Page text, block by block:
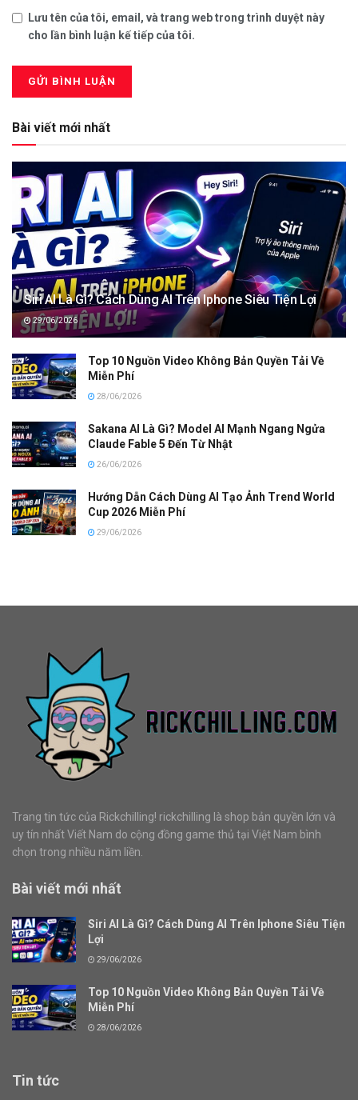
Lưu tên của tôi, email, và trang web trong trình duyệt này
cho lần bình luận kế tiếp của tôi.
Bài viết mới nhất
Siri AI Là Gì? Cách Dùng AI Trên Iphone Siêu Tiện Lợi
29/06/2026
Top 10 Nguồn Video Không Bản Quyền Tải Về
Miễn Phí
28/06/2026
Sakana AI Là Gì? Model AI Mạnh Ngang Ngửa
Claude Fable 5 Đến Từ Nhật
26/06/2026
Hướng Dẫn Cách Dùng AI Tạo Ảnh Trend World
Cup 2026 Miễn Phí
29/06/2026
Trang tin tức của Rickchilling! rickchilling là shop bản quyền lớn và
uy tín nhất Viết Nam do cộng đồng game thủ tại Việt Nam bình
chọn trong nhiều năm liền.
Bài viết mới nhất
Siri AI Là Gì? Cách Dùng AI Trên Iphone Siêu Tiện
Lợi
29/06/2026
Top 10 Nguồn Video Không Bản Quyền Tải Về
Miễn Phí
28/06/2026
Tin tức